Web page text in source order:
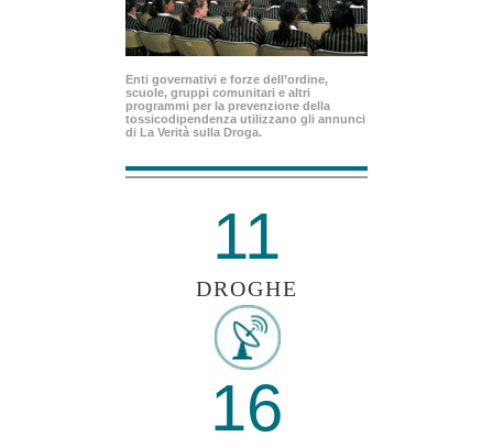
Enti governativi e forze dell’ordine,
scuole, gruppi comunitari e altri
programmi per la prevenzione della
tossicodipendenza utilizzano gli annunci
di La Verità sulla Droga.
11
DROGHE
16